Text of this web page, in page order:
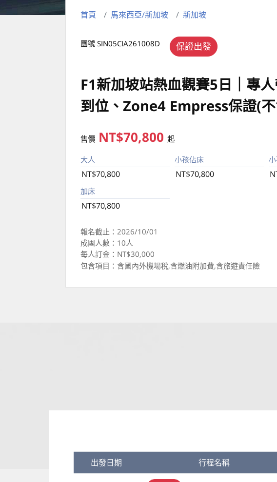
首頁 馬來西亞/新加坡 新加坡
保證出發
團號 SIN05CIA261008D
F1新加坡站熱血觀賽5日｜專
到位、Zone4 Empress保證(
售價 NT$70,800起
大人
NT$70,800
小孩佔床
NT$70,800
加床
NT$70,800
報名截止：2026/10/01
成團人數：10人
每人訂金：NT$30,000
包含項目：含國內外機場稅,含燃油附加費,含旅遊責任險
出發日期 行程名稱